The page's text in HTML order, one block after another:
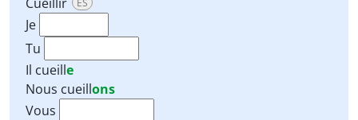
ES
Je
Tu
Il cueille
Nous cueillons
Vous